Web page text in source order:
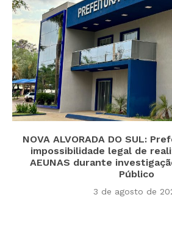
NOVA ALVORADA DO SUL:
impossibilidade legal de
AEUNAS durante
Público
3 de agosto de